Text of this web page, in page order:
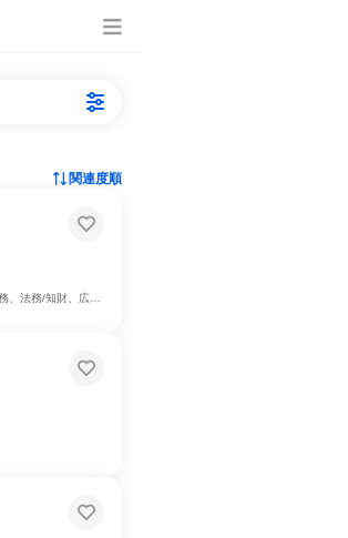
関連度順
/IR、製造・生産工程